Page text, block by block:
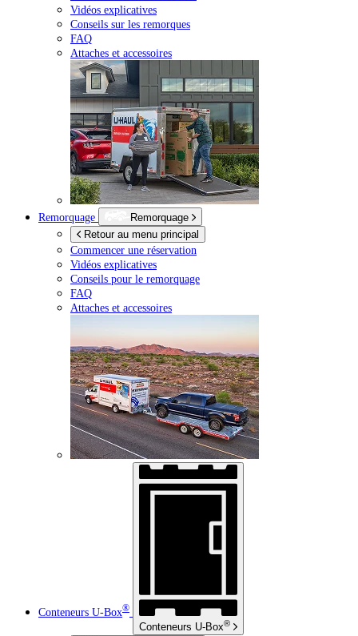
Vidéos explicatives
Conseils sur les remorques
FAQ
Attaches et accessoires
Remorquage
Remorquage
Retour au menu principal
Commencer une réservation
Vidéos explicatives
Conseils pour le remorquage
FAQ
Attaches et accessoires
Conteneurs U-Box®
Conteneurs U-Box®